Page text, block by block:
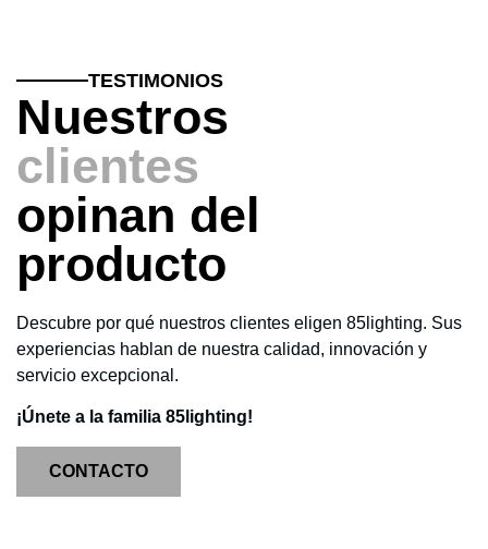
TESTIMONIOS
Nuestros
clientes
opinan del
producto
Descubre por qué nuestros clientes eligen 85lighting. Sus
experiencias hablan de nuestra calidad, innovación y
servicio excepcional.
¡Únete a la familia 85lighting!
CONTACTO